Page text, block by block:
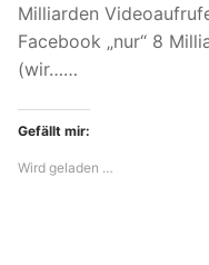
Milliarden
Facebook „nur“ 8
(wir……
Gefällt mir:
Wird geladen …